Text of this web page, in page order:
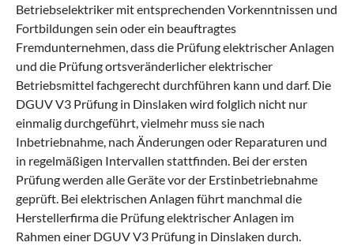
Betriebselektriker mit entsprechenden Vorkenntnissen und
Fortbildungen sein oder ein beauftragtes
Fremdunternehmen, dass die Prüfung elektrischer Anlagen
und die Prüfung ortsveränderlicher elektrischer
Betriebsmittel fachgerecht durchführen kann und darf. Die
DGUV V3 Prüfung in Dinslaken wird folglich nicht nur
einmalig durchgeführt, vielmehr muss sie nach
Inbetriebnahme, nach Änderungen oder Reparaturen und
in regelmäßigen Intervallen stattfinden. Bei der ersten
Prüfung werden alle Geräte vor der Erstinbetriebnahme
geprüft. Bei elektrischen Anlagen führt manchmal die
Herstellerfirma die Prüfung elektrischer Anlagen im
Rahmen einer DGUV V3 Prüfung in Dinslaken durch.